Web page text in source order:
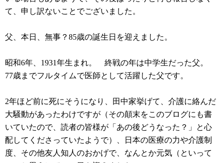
て、申し訳ないことでございました。
父、本日、無事？85歳の誕生日を迎えました。
昭和6年、1931年生まれ。 終戦の年は中学生だった父。
77歳までフルタイムで医師として活躍した父です。
2年ほど前に死にそうになり、田中家挙げて、介護に絡んだ
大騒動があったわけですが（その顛末をこのブログにも書
いていたので、読者の皆様が「あの後どうなった？」と心
配してくださっていたようで）、日本の医療の力や介護制
度、その他友人知人のおかげで、なんとか元気（といって